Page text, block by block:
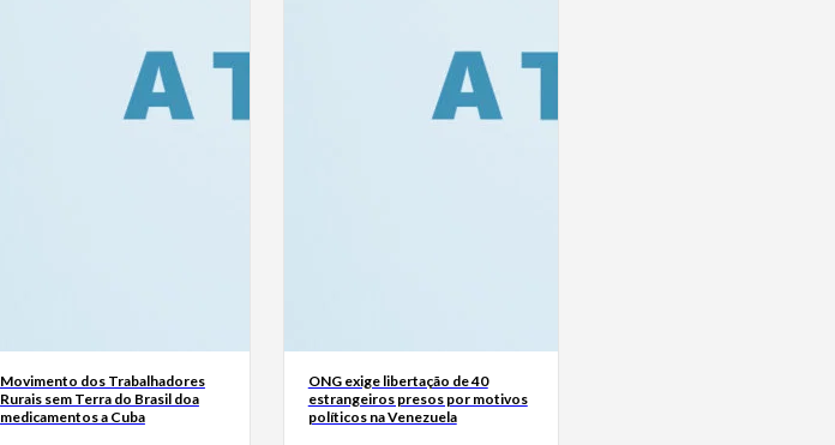
Movimento dos Trabalhadores
Rurais sem Terra do Brasil doa
medicamentos a Cuba
ONG exige libertação de 40
estrangeiros presos por motivos
políticos na Venezuela